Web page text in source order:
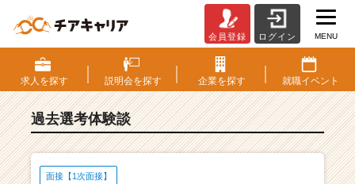
S・
選
考
験
会員登録 ログイン MENU
求人を探す 説明会を探す 企業を探す 就職イベント
過去選考体験談
面接【1次面接】